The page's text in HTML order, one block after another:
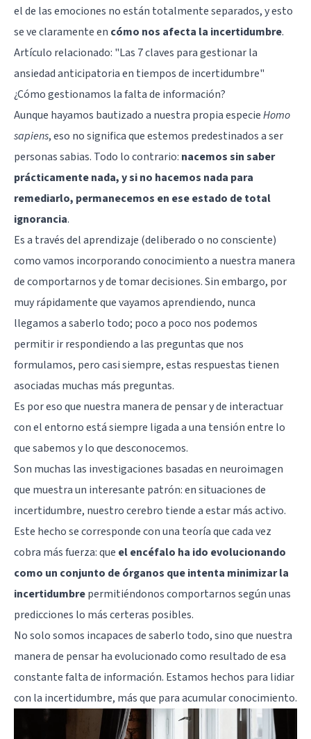
el de las emociones no están totalmente separados, y esto
se ve claramente en cómo nos afecta la incertidumbre.
Artículo relacionado: "Las 7 claves para gestionar la
ansiedad anticipatoria en tiempos de incertidumbre"
¿Cómo gestionamos la falta de información?
Aunque hayamos bautizado a nuestra propia especieHomo
sapiens, eso no significa que estemos predestinados a ser
personas sabias. Todo lo contrario: nacemos sin saber
prácticamente nada, y si no hacemos nada para
remediarlo, permanecemos en ese estado de total
ignorancia.
Es a través del aprendizaje (deliberado o no consciente)
como vamos incorporando conocimiento a nuestra manera
de comportarnos y de tomar decisiones. Sin embargo, por
muy rápidamente que vayamos aprendiendo, nunca
llegamos a saberlo todo; poco a poco nos podemos
permitir ir respondiendo a las preguntas que nos
formulamos, pero casi siempre, estas respuestas tienen
asociadas muchas más preguntas.
Es por eso que nuestra manera de pensar y de interactuar
con el entorno está siempre ligada a una tensión entre lo
que sabemos y lo que desconocemos.
Son muchas las investigaciones basadas en neuroimagen
que muestra un interesante patrón: en situaciones de
incertidumbre, nuestro cerebro tiende a estar más activo.
Este hecho se corresponde con una teoría que cada vez
cobra más fuerza: que el encéfalo ha ido evolucionando
como un conjunto de órganos que intenta minimizar la
incertidumbrepermitiéndonos comportarnos según unas
predicciones lo más certeras posibles.
No solo somos incapaces de saberlo todo, sino que nuestra
manera de pensar ha evolucionado como resultado de esa
constante falta de información. Estamos hechos para lidiar
con la incertidumbre, más que para acumular conocimiento.